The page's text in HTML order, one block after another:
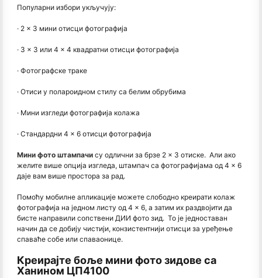
Популарни избори укључују:
· 2 × 3 мини отисци фотографија
· 3 × 3 или 4 × 4 квадратни отисци фотографија
· Фотографске траке
· Отиси у полароидном стилу са белим обрубима
· Мини изгледи фотографија колажа
· Стандардни 4 × 6 отисци фотографија
Мини фото штампачи су одлични за брзе 2 × 3 отиске. Али ако
желите више опција изгледа, штампач са фотографијама од 4 × 6
даје вам више простора за рад.
Помоћу мобилне апликације можете слободно креирати колаж
фотографија на једном листу од 4 × 6, а затим их раздвојити да
бисте направили сопствени ДИИ фото зид. То је једноставан
начин да се добију чистији, конзистентнији отисци за уређење
спаваће собе или спаваонице.
Креирајте боље мини фото зидове са
Ханином ЦП4100